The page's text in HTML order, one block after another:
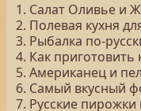
1. Салат Оливье и
2. Полевая кухня
3. Рыбалка по-
4. Как приготовить
5. Американец и
6. Самый вкусный
7. Русские